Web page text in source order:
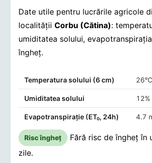
Date utile pentru lucrările agricole
localitățiiCorbu (Cătina):
umiditatea solului,
îngheț.
Indicatori agro-meteorologici pentru
Temperatura solului (6 cm) 26°C
Umiditatea solului
Evapotranspirație (ET₀, 24h) 4.7
Risc îngheț
Fără risc de îngheț în
zile.